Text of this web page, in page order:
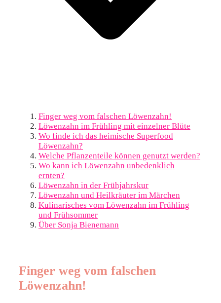
Finger weg vom falschen Löwenzahn!
Löwenzahn im Frühling mit einzelner Blüte
Wo finde ich das heimische Superfood
Löwenzahn?
Welche Pflanzenteile können genutzt werden?
Wo kann ich Löwenzahn unbedenklich
ernten?
Löwenzahn in der Frühjahrskur
Löwenzahn und Heilkräuter im Märchen
Kulinarisches vom Löwenzahn im Frühling
und Frühsommer
Über Sonja Bienemann
Finger weg vom falschen
Löwenzahn!